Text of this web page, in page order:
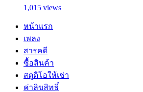
1,015 views
หน้าแรก
เพลง
สารคดี
ซื้อสินค้า
สตูดิโอให้เช่า
ค่าลิขสิทธิ์